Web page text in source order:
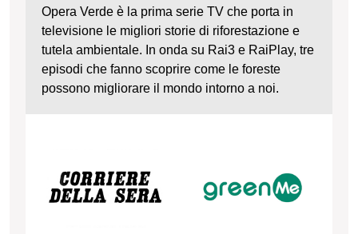
Opera Verde è la prima serie TV che porta in
televisione le migliori storie di riforestazione e
tutela ambientale. In onda su Rai3 e RaiPlay, tre
episodi che fanno scoprire come le foreste
possono migliorare il mondo intorno a noi.